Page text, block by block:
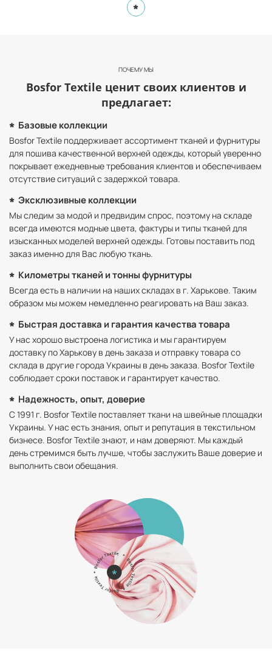
*
ПОЧЕМУ МЫ
Bosfor Textile ценит своих клиентов и
предлагает:
Базовые коллекции
Bosfor Textile поддерживает ассортимент тканей и фурнитуры
для пошива качественной верхней одежды, который уверенно
покрывает ежедневные требования клиентов и обеспечиваем
отсутствие ситуаций с задержкой товара.
Эксклюзивные коллекции
Мы следим за модой и предвидим спрос, поэтому на складе
всегда имеются модные цвета, фактуры и типы тканей для
изысканных моделей верхней одежды. Готовы поставить под
заказ именно для Вас любую ткань.
Километры тканей и тонны фурнитуры
Всегда есть в наличии на наших складах в г. Харькове. Таким
образом мы можем немедленно реагировать на Ваш заказ.
Быстрая доставка и гарантия качества товара
У нас хорошо выстроена логистика и мы гарантируем
доставку по Харькову в день заказа и отправку товара со
склада в другие города Украины в день заказа. Bosfor Textile
соблюдает сроки поставок и гарантирует качество.
Надежность, опыт, доверие
С 1991 г. Bosfor Textile поставляет ткани на швейные площадки
Украины. У нас есть знания, опыт и репутация в текстильном
бизнесе. Bosfor Textile знают, и нам доверяют. Мы каждый
день стремимся быть лучше, чтобы заслужить Ваше доверие и
выполнить свои обещания.